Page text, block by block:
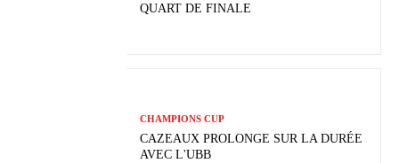
QUART DE FINALE
CHAMPIONS CUP
CAZEAUX PROLONGE SUR LA DURÉE
AVEC L'UBB